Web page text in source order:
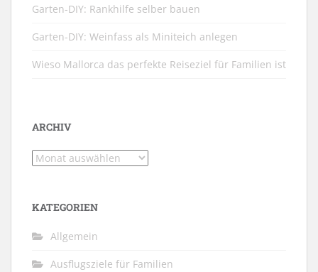
Garten-DIY: Rankhilfe selber bauen
Garten-DIY: Weinfass als Miniteich anlegen
Wieso Mallorca das perfekte Reiseziel für Familien ist
ARCHIV
Archiv
KATEGORIEN
Allgemein
Ausflugsziele für Familien